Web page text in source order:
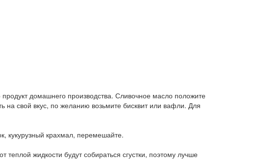
домашнего производства. Сливочное масло положите
на свой вкус, по желанию возьмите бисквит или вафли. Для
кукурузный крахмал, перемешайте.
жидкости будут собираться сгустки, поэтому лучше